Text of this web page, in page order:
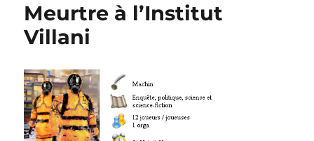
Meurtre à l’Institut
Villani